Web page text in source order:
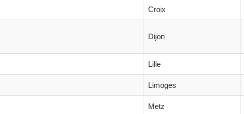
Croix
Dijon
Lille
Limoges
Metz